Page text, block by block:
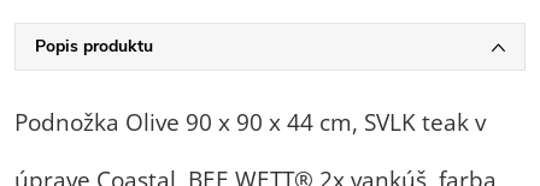
Popis produktu
Podnožka Olive 90 x 90 x 44 cm, SVLK teak v
úprave Coastal, BEE WETT® 2x vankúš, farba